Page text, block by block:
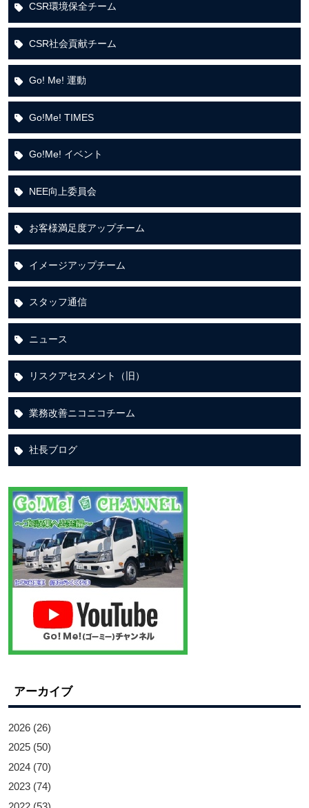
CSR環境保全チーム
CSR社会貢献チーム
Go! Me! 運動
Go!Me! TIMES
Go!Me! イベント
NEE向上委員会
お客様満足度アップチーム
イメージアップチーム
スタッフ通信
ニュース
リスクアセスメント（旧）
業務改善ニコニコチーム
社長ブログ
アーカイブ
2026 (26)
2025 (50)
2024 (70)
2023 (74)